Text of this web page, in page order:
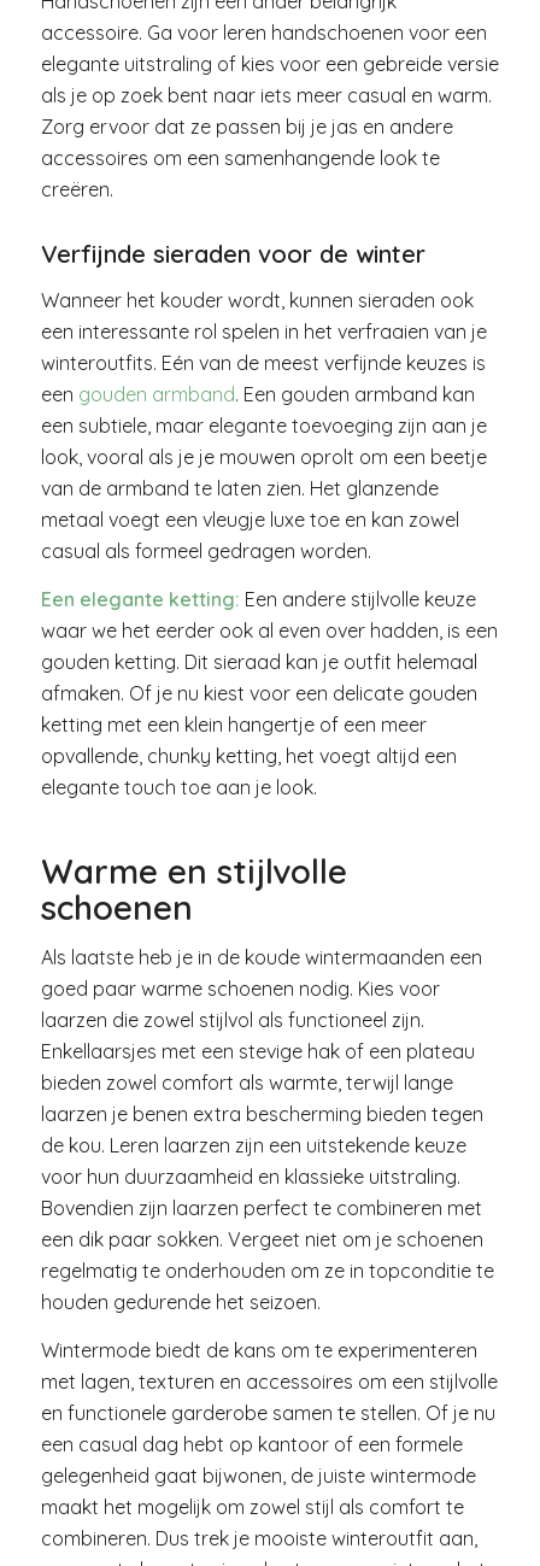
accessoire. Ga voor leren handschoenen voor een
elegante uitstraling of kies voor een gebreide versie
als je op zoek bent naar iets meer casual en warm.
Zorg ervoor dat ze passen bij je jas en andere
accessoires om een samenhangende look te
creëren.
Verfijnde sieraden voor de winter
Wanneer het kouder wordt, kunnen sieraden ook
een interessante rol spelen in het verfraaien van je
winteroutfits. Eén van de meest verfijnde keuzes is
een gouden armband. Een gouden armband kan
een subtiele, maar elegante toevoeging zijn aan je
look, vooral als je je mouwen oprolt om een beetje
van de armband te laten zien. Het glanzende
metaal voegt een vleugje luxe toe en kan zowel
casual als formeel gedragen worden.
Een elegante ketting: Een andere stijlvolle keuze
waar we het eerder ook al even over hadden, is een
gouden ketting. Dit sieraad kan je outfit helemaal
afmaken. Of je nu kiest voor een delicate gouden
ketting met een klein hangertje of een meer
opvallende, chunky ketting, het voegt altijd een
elegante touch toe aan je look.
Warme en stijlvolle
schoenen
Als laatste heb je in de koude wintermaanden een
goed paar warme schoenen nodig. Kies voor
laarzen die zowel stijlvol als functioneel zijn.
Enkellaarsjes met een stevige hak of een plateau
bieden zowel comfort als warmte, terwijl lange
laarzen je benen extra bescherming bieden tegen
de kou. Leren laarzen zijn een uitstekende keuze
voor hun duurzaamheid en klassieke uitstraling.
Bovendien zijn laarzen perfect te combineren met
een dik paar sokken. Vergeet niet om je schoenen
regelmatig te onderhouden om ze in topconditie te
houden gedurende het seizoen.
Wintermode biedt de kans om te experimenteren
met lagen, texturen en accessoires om een stijlvolle
en functionele garderobe samen te stellen. Of je nu
een casual dag hebt op kantoor of een formele
gelegenheid gaat bijwonen, de juiste wintermode
maakt het mogelijk om zowel stijl als comfort te
combineren. Dus trek je mooiste winteroutfit aan,